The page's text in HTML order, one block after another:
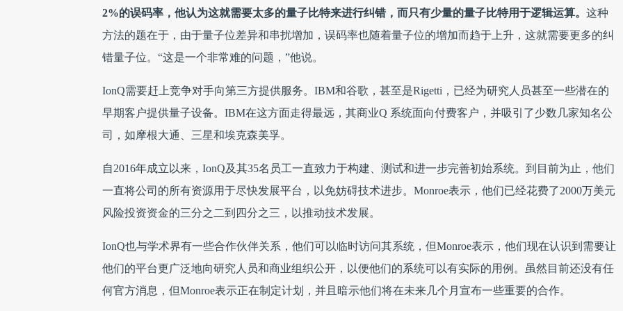
2%的误码率，他认为这就需要太多的量子比特来进行纠错，而只有少量的量子比特用于逻辑运算。 这种
方法的题在于，由于量子位差异和串扰增加，误码率也随着量子位的增加而趋于上升，这就需要更多的纠
错量子位。“这是一个非常难的问题，”他说。
IonQ需要赶上竞争对手向第三方提供服务。IBM和谷歌，甚至是Rigetti，已经为研究人员甚至一些潜在的
早期客户提供量子设备。IBM在这方面走得最远，其商业Q 系统面向付费客户，并吸引了少数几家知名公
司，如摩根大通、三星和埃克森美孚。
自2016年成立以来，IonQ及其35名员工一直致力于构建、测试和进一步完善初始系统。到目前为止，他们
一直将公司的所有资源用于尽快发展平台，以免妨碍技术进步。Monroe表示，他们已经花费了2000万美元
风险投资资金的三分之二到四分之三，以推动技术发展。
IonQ也与学术界有一些合作伙伴关系，他们可以临时访问其系统，但Monroe表示，他们现在认识到需要让
他们的平台更广泛地向研究人员和商业组织公开，以便他们的系统可以有实际的用例。虽然目前还没有任
何官方消息，但Monroe表示正在制定计划，并且暗示他们将在未来几个月宣布一些重要的合作。